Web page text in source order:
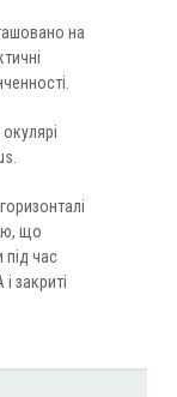
на
що
під час
закриті